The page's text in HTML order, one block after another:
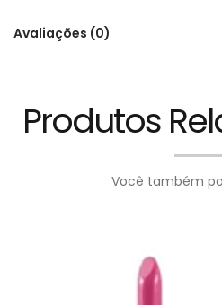
Avaliações (0)
Produtos
Você também